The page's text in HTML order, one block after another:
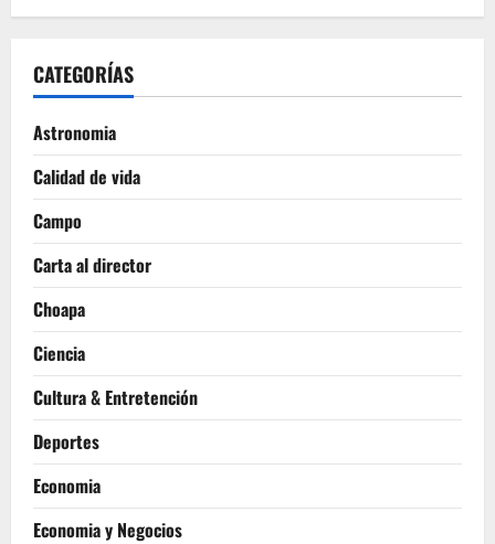
CATEGORÍAS
Astronomia
Calidad de vida
Campo
Carta al director
Choapa
Ciencia
Cultura & Entretención
Deportes
Economia
Economia y Negocios